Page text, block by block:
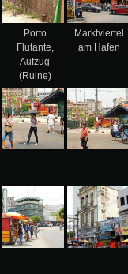
Porto
Flutante,
Aufzug
(Ruine)
Marktviertel
am Hafen